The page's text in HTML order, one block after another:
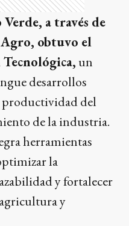
a través de
obtuvo el
un
desarrollos
productividad del
de la industria.
herramientas
la
y fortalecer
y